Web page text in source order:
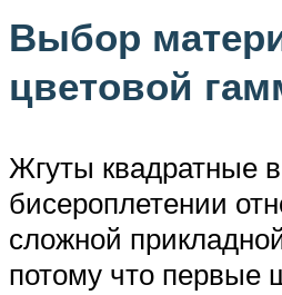
Выбор
цветовой
Жгуты квадратные в
бисероплетении
сложной
потому что первые